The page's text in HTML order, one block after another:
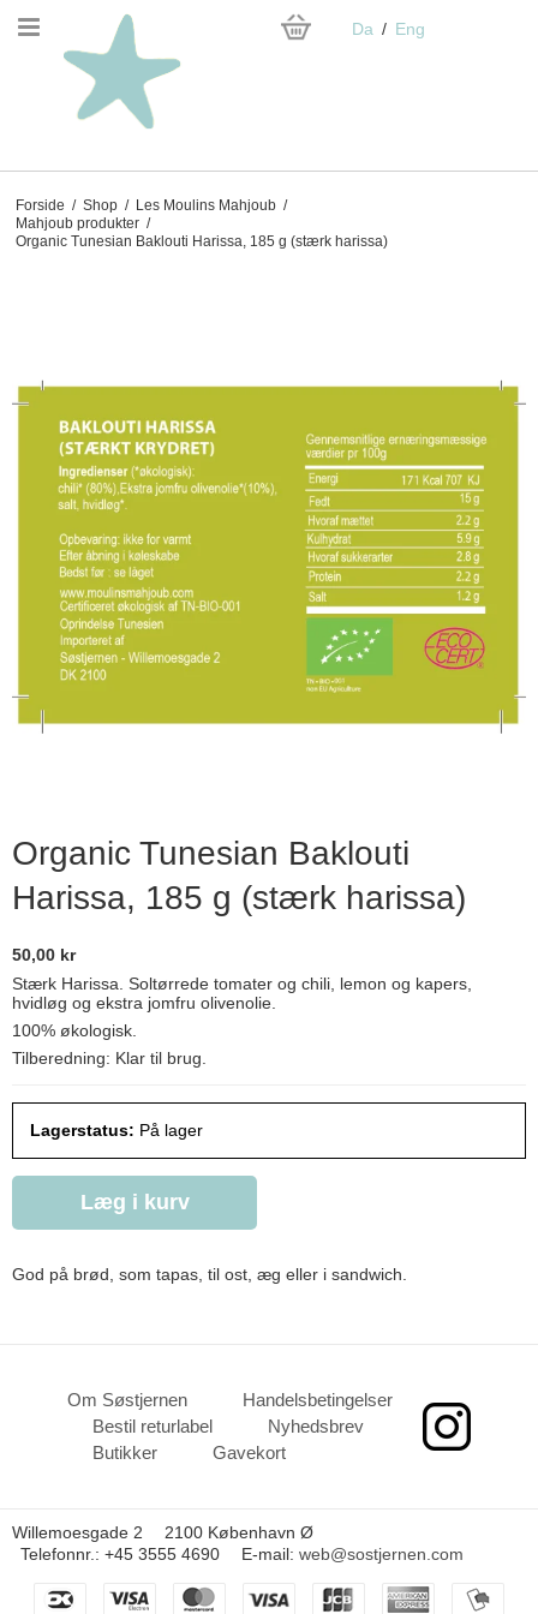
Da Eng
Forside / Shop / Les Moulins Mahjoub /
Mahjoub produkter /
Organic Tunesian Baklouti Harissa, 185 g (stærk harissa)
Organic Tunesian Baklouti
Harissa, 185 g (stærk harissa)
50,00 kr
Stærk Harissa. Soltørrede tomater og chili, lemon og kapers,
hvidløg og ekstra jomfru olivenolie.
100% økologisk.
Tilberedning: Klar til brug.
Lagerstatus: På lager
Læg i kurv
God på brød, som tapas, til ost, æg eller i sandwich.
Om Søstjernen
Handelsbetingelser
Bestil returlabel
Nyhedsbrev
Butikker
Gavekort
Willemoesgade 2
2100 København Ø
Telefonnr. : +45 3555 4690 E-mail: web@sostjernen.com